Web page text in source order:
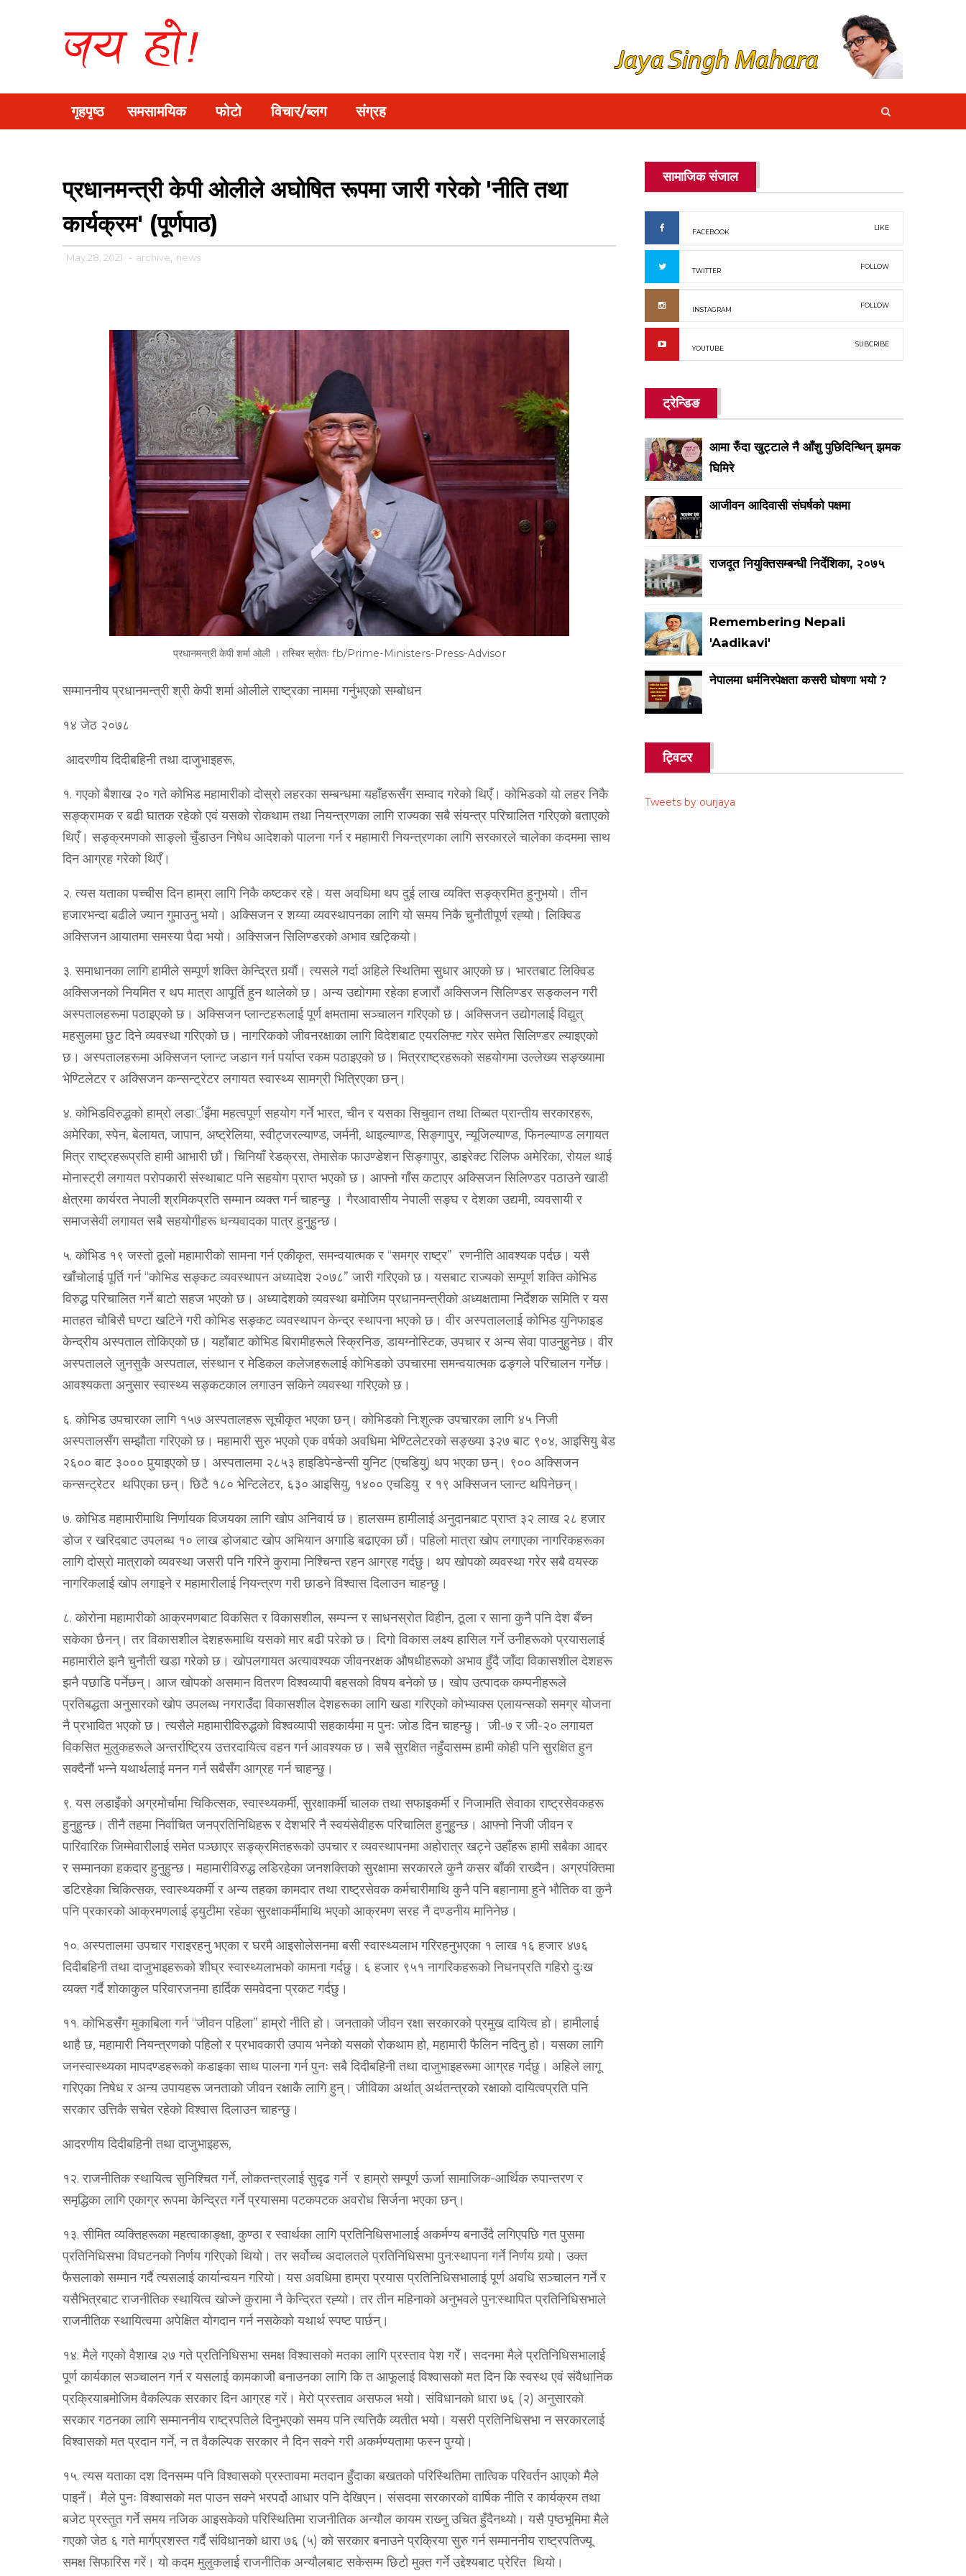
गृहपृष्ठ समसामयिक फोटो विचार/ब्लग संग्रह
प्रधानमन्त्री केपी ओलीले अघोषित रूपमा जारी गरेको 'नीति तथा
कार्यक्रम' (पूर्णपाठ)
May 28, 2021 - archive news
प्रधानमन्त्री केपी शर्मा ओली । तस्बिर स्रोतः fb/Prime-Ministers-Press-Advisor
सम्माननीय प्रधानमन्त्री श्री केपी शर्मा ओलीले राष्‍ट्रका नाममा गर्नुभएको सम्बोधन
१४ जेठ २०७८
आदरणीय दिदीबहिनी तथा दाजुभाइहरू,
१. गएको बैशाख २० गते कोभिड महामारीको दोस्रो लहरका सम्बन्धमा यहाँहरूसँग सम्वाद गरेको थिएँ। कोभिडको यो लहर निकै
सङ्क्रामक र बढी घातक रहेको एवं यसको रोकथाम तथा नियन्त्रणका लागि राज्यका सबै संयन्त्र परिचालित गरिएको बताएको
थिएँ। सङ्क्रमणको साङ्लो चुँडाउन निषेध आदेशको पालना गर्न र महामारी नियन्त्रणका लागि सरकारले चालेका कदममा साथ
दिन आग्रह गरेको थिएँ।
२. त्यस यताका पच्चीस दिन हाम्रा लागि निकै कष्‍टकर रहे। यस अवधिमा थप दुई लाख व्यक्ति सङ्क्रमित हुनुभयो। तीन
हजारभन्दा बढीले ज्यान गुमाउनु भयो। अक्सिजन र शय्या व्यवस्थापनका लागि यो समय निकै चुनौतीपूर्ण रह्‍यो। लिक्विड
अक्सिजन आयातमा समस्या पैदा भयो। अक्सिजन सिलिण्डरको अभाव खट्कियो।
३. समाधानका लागि हामीले सम्पूर्ण शक्ति केन्द्रित गर्‍यौं। त्यसले गर्दा अहिले स्थितिमा सुधार आएको छ। भारतबाट लिक्विड
अक्सिजनको नियमित र थप मात्रा आपूर्ति हुन थालेको छ। अन्य उद्योगमा रहेका हजारौं अक्सिजन सिलिण्डर सङ्‍कलन गरी
अस्पतालहरूमा पठाइएको छ। अक्सिजन प्लान्टहरूलाई पूर्ण क्षमतामा सञ्‍चालन गरिएको छ। अक्सिजन उद्योगलाई विद्युत्
महसुलमा छुट दिने व्यवस्था गरिएको छ। नागरिकको जीवनरक्षाका लागि विदेशबाट एयरलिफ्ट गरेर समेत सिलिण्डर ल्याइएको
छ। अस्पतालहरूमा अक्सिजन प्लान्ट जडान गर्न पर्याप्‍त रकम पठाइएको छ। मित्रराष्‍ट्रहरूको सहयोगमा उल्लेख्य सङ्ख्यामा
भेण्टिलेटर र अक्सिजन कन्सन्ट्रेटर लगायत स्वास्थ्य सामग्री भित्रिएका छन्।
४. कोभिडविरुद्धको हाम्रो लडार्इँमा महत्वपूर्ण सहयोग गर्ने भारत, चीन र यसका सिचुवान तथा तिब्बत प्रान्तीय सरकारहरू,
अमेरिका, स्पेन, बेलायत, जापान, अष्‍ट्रेलिया, स्वीट्जरल्याण्ड, जर्मनी, थाइल्याण्ड, सिङ्‍गापुर, न्यूजिल्याण्ड, फिनल्याण्ड लगायत
मित्र राष्‍ट्रहरूप्रति हामी आभारी छौं। चिनियाँ रेडक्रस, तेमासेक फाउण्डेशन सिङ्‍गापुर, डाइरेक्ट रिलिफ अमेरिका, रोयल थाई
मोनास्ट्री लगायत परोपकारी संस्थाबाट पनि सहयोग प्राप्‍त भएको छ। आफ्नो गाँस कटाएर अक्सिजन सिलिण्डर पठाउने खाडी
क्षेत्रमा कार्यरत नेपाली श्रमिकप्रति सम्मान व्यक्त गर्न चाहन्छु । गैरआवासीय नेपाली सङ्‍घ र देशका उद्यमी, व्यवसायी र
समाजसेवी लगायत सबै सहयोगीहरू धन्यवादका पात्र हुनुहुन्छ।
५. कोभिड १९ जस्तो ठूलो महामारीको सामना गर्न एकीकृत, समन्वयात्मक र “समग्र राष्‍ट्र” रणनीति आवश्यक पर्दछ। यसै
खाँचोलाई पूर्ति गर्न “कोभिड सङ्‍कट व्यवस्थापन अध्यादेश २०७८” जारी गरिएको छ। यसबाट राज्यको सम्पूर्ण शक्ति कोभिड
विरुद्ध परिचालित गर्ने बाटो सहज भएको छ। अध्यादेशको व्यवस्था बमोजिम प्रधानमन्त्रीको अध्यक्षतामा निर्देशक समिति र यस
मातहत चौबिसै घण्टा खटिने गरी कोभिड सङ्‍कट व्यवस्थापन केन्द्र स्थापना भएको छ। वीर अस्पताललाई कोभिड युनिफाइड
केन्द्रीय अस्पताल तोकिएको छ। यहाँबाट कोभिड बिरामीहरूले स्क्रिनिङ, डायग्नोस्टिक, उपचार र अन्य सेवा पाउनुहुनेछ। वीर
अस्पतालले जुनसुकै अस्पताल, संस्थान र मेडिकल कलेजहरूलाई कोभिडको उपचारमा समन्वयात्मक ढङ्‍गले परिचालन गर्नेछ।
आवश्यकता अनुसार स्वास्थ्य सङ्‍कटकाल लगाउन सकिने व्यवस्था गरिएको छ।
६. कोभिड उपचारका लागि १५७ अस्पतालहरू सूचीकृत भएका छन्। कोभिडको नि:शुल्क उपचारका लागि ४५ निजी
अस्पतालसँग सम्झौता गरिएको छ। महामारी सुरु भएको एक वर्षको अवधिमा भेण्टिलेटरको सङ्ख्या ३२७ बाट ९०४, आइसियु बेड
२६०० बाट ३००० पुर्‍याइएको छ। अस्पतालमा २८५३ हाइडिपेन्डेन्सी युनिट (एचडियु) थप भएका छन्। ९०० अक्सिजन
कन्सन्ट्रेटर थपिएका छन्। छिटै १८० भेन्टिलेटर, ६३० आइसियु, १४०० एचडियु र १९ अक्सिजन प्लान्ट थपिनेछन्।
७. कोभिड महामारीमाथि निर्णायक विजयका लागि खोप अनिवार्य छ। हालसम्म हामीलाई अनुदानबाट प्राप्‍त ३२ लाख २८ हजार
डोज र खरिदबाट उपलब्ध १० लाख डोजबाट खोप अभियान अगाडि बढाएका छौं। पहिलो मात्रा खोप लगाएका नागरिकहरूका
लागि दोस्रो मात्राको व्यवस्था जसरी पनि गरिने कुरामा निश्‍चिन्त रहन आग्रह गर्दछु। थप खोपको व्यवस्था गरेर सबै वयस्क
नागरिकलाई खोप लगाइने र महामारीलाई नियन्त्रण गरी छाडने विश्‍वास दिलाउन चाहन्छु।
८. कोरोना महामारीको आक्रमणबाट विकसित र विकासशील, सम्पन्‍न र साधनस्रोत विहीन, ठूला र साना कुनै पनि देश बँच्न
सकेका छैनन्। तर विकासशील देशहरूमाथि यसको मार बढी परेको छ। दिगो विकास लक्ष्य हासिल गर्ने उनीहरूको प्रयासलाई
महामारीले झनै चुनौती खडा गरेको छ। खोपलगायत अत्यावश्यक जीवनरक्षक औषधीहरूको अभाव हुँदै जाँदा विकासशील देशहरू
झनै पछाडि पर्नेछन्। आज खोपको असमान वितरण विश्‍वव्यापी बहसको विषय बनेको छ। खोप उत्पादक कम्पनीहरूले
प्रतिबद्धता अनुसारको खोप उपलब्ध नगराउँदा विकासशील देशहरूका लागि खडा गरिएको कोभ्याक्स एलायन्सको समग्र योजना
नै प्रभावित भएको छ। त्यसैले महामारीविरुद्धको विश्‍वव्यापी सहकार्यमा म पुनः जोड दिन चाहन्छु। जी-७ र जी-२० लगायत
विकसित मुलुकहरूले अन्तर्राष्‍ट्रिय उत्तरदायित्व वहन गर्न आवश्यक छ। सबै सुरक्षित नहुँदासम्म हामी कोही पनि सुरक्षित हुन
सक्दैनौं भन्‍ने यथार्थलाई मनन गर्न सबैसँग आग्रह गर्न चाहन्छु।
९. यस लडाइँको अग्रमोर्चामा चिकित्सक, स्वास्थ्यकर्मी, सुरक्षाकर्मी चालक तथा सफाइकर्मी र निजामति सेवाका राष्‍ट्रसेवकहरू
हुनुहुन्छ। तीनै तहमा निर्वाचित जनप्रतिनिधिहरू र देशभरि नै स्वयंसेवीहरू परिचालित हुनुहुन्छ। आफ्नो निजी जीवन र
पारिवारिक जिम्मेवारीलाई समेत पञ्छाएर सङ्क्रमितहरूको उपचार र व्यवस्थापनमा अहोरात्र खट्ने उहाँहरू हामी सबैका आदर
र सम्मानका हकदार हुनुहुन्छ। महामारीविरुद्ध लडिरहेका जनशक्तिको सुरक्षामा सरकारले कुनै कसर बाँकी राख्‍दैन। अग्रपंक्तिमा
डटिरहेका चिकित्सक, स्वास्थ्यकर्मी र अन्य तहका कामदार तथा राष्‍ट्रसेवक कर्मचारीमाथि कुनै पनि बहानामा हुने भौतिक वा कुनै
पनि प्रकारको आक्रमणलाई ड्युटीमा रहेका सुरक्षाकर्मीमाथि भएको आक्रमण सरह नै दण्‍डनीय मानिनेछ।
१०. अस्पतालमा उपचार गराइरहनु भएका र घरमै आइसोलेसनमा बसी स्वास्थ्यलाभ गरिरहनुभएका १ लाख १६ हजार ४७६
दिदीबहिनी तथा दाजुभाइहरूको शीघ्र स्वास्थ्यलाभको कामना गर्दछु। ६ हजार ९५१ नागरिकहरूको निधनप्रति गहिरो दुःख
व्यक्त गर्दै शोकाकुल परिवारजनमा हार्दिक समवेदना प्रकट गर्दछु।
११. कोभिडसँग मुकाबिला गर्न “जीवन पहिला” हाम्रो नीति हो। जनताको जीवन रक्षा सरकारको प्रमुख दायित्व हो। हामीलाई
थाहै छ, महामारी नियन्त्रणको पहिलो र प्रभावकारी उपाय भनेको यसको रोकथाम हो, महामारी फैलिन नदिनु हो। यसका लागि
जनस्वास्थ्यका मापदण्डहरूको कडाइका साथ पालना गर्न पुनः सबै दिदीबहिनी तथा दाजुभाइहरूमा आग्रह गर्दछु। अहिले लागू
गरिएका निषेध र अन्य उपायहरू जनताको जीवन रक्षाकै लागि हुन्। जीविका अर्थात् अर्थतन्त्रको रक्षाको दायित्वप्रति पनि
सरकार उत्तिकै सचेत रहेको विश्‍वास दिलाउन चाहन्छु।
आदरणीय दिदीबहिनी तथा दाजुभाइहरू,
१२. राजनीतिक स्थायित्व सुनिश्‍चित गर्ने, लोकतन्त्रलाई सुदृढ गर्ने र हाम्रो सम्पूर्ण ऊर्जा सामाजिक-आर्थिक रुपान्तरण र
समृद्धिका लागि एकाग्र रूपमा केन्द्रित गर्ने प्रयासमा पटकपटक अवरोध सिर्जना भएका छन्।
१३. सीमित व्यक्तिहरूका महत्वाकाङ्क्षा, कुण्ठा र स्वार्थका लागि प्रतिनिधिसभालाई अकर्मण्य बनाउँदै लगिएपछि गत पुसमा
प्रतिनिधिसभा विघटनको निर्णय गरिएको थियो। तर सर्वोच्च अदालतले प्रतिनिधिसभा पुन:स्थापना गर्ने निर्णय गर्‍यो। उक्त
फैसलाको सम्मान गर्दै त्यसलाई कार्यान्वयन गरियो। यस अवधिमा हाम्रा प्रयास प्रतिनिधिसभालाई पूर्ण अवधि सञ्‍चालन गर्ने र
यसैभित्रबाट राजनीतिक स्थायित्व खोज्ने कुरामा नै केन्द्रित रह्‍यो। तर तीन महिनाको अनुभवले पुन:स्थापित प्रतिनिधिसभाले
राजनीतिक स्थायित्वमा अपेक्षित योगदान गर्न नसकेको यथार्थ स्पष्‍ट पार्छन्।
१४. मैले गएको वैशाख २७ गते प्रतिनिधिसभा समक्ष विश्‍वासको मतका लागि प्रस्ताव पेश गरेँ। सदनमा मैले प्रतिनिधिसभालाई
पूर्ण कार्यकाल सञ्‍चालन गर्न र यसलाई कामकाजी बनाउनका लागि कि त आफूलाई विश्‍वासको मत दिन कि स्वस्थ एवं संवैधानिक
प्रक्रियाबमोजिम वैकल्पिक सरकार दिन आग्रह गरें। मेरो प्रस्ताव असफल भयो। संविधानको धारा ७६ (२) अनुसारको
सरकार गठनका लागि सम्माननीय राष्‍ट्रपतिले दिनुभएको समय पनि त्यत्तिकै व्यतीत भयो। यसरी प्रतिनिधिसभा न सरकारलाई
विश्‍वासको मत प्रदान गर्ने, न त वैकल्पिक सरकार नै दिन सक्ने गरी अकर्मण्यतामा फस्न पुग्यो।
१५. त्यस यताका दश दिनसम्म पनि विश्‍वासको प्रस्तावमा मतदान हुँदाका बखतको परिस्थितिमा तात्विक परिवर्तन आएको मैले
पाइनँ। मैले पुनः विश्‍वासको मत पाउन सक्ने भरपर्दो आधार पनि देखिएन। संसदमा सरकारको वार्षिक नीति र कार्यक्रम तथा
बजेट प्रस्तुत गर्ने समय नजिक आइसकेको परिस्थितिमा राजनीतिक अन्यौल कायम राख्‍नु उचित हुँदैनथ्यो। यसै पृष्‍ठभूमिमा मैले
गएको जेठ ६ गते मार्गप्रशस्त गर्दै संविधानको धारा ७६ (५) को सरकार बनाउने प्रक्रिया सुरु गर्न सम्माननीय राष्‍ट्रपतिज्यू
समक्ष सिफारिस गरें। यो कदम मुलुकलाई राजनीतिक अन्यौलबाट सकेसम्म छिटो मुक्त गर्ने उद्देश्यबाट प्रेरित थियो।
सामाजिक संजाल
FACEBOOK
LIKE
TWITTER
FOLLOW
INSTAGRAM
FOLLOW
YOUTUBE
SUBCRIBE
ट्रेन्डिङ
आमा रुँदा खुट्टाले नै आँशु पुछिदिन्थिन् झमक
घिमिरे
आजीवन आदिवासी संघर्षको पक्षमा
राजदूत नियुक्तिसम्बन्धी निर्देशिका, २०७५
Remembering Nepali
'Aadikavi'
नेपालमा धर्मनिरपेक्षता कसरी घोषणा भयो ?
ट्विटर
Tweets by ourjaya